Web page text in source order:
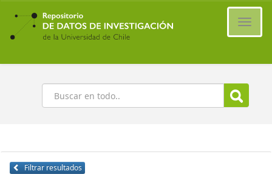
Ir
contenido
principal
Buscar
Filtrar resultados